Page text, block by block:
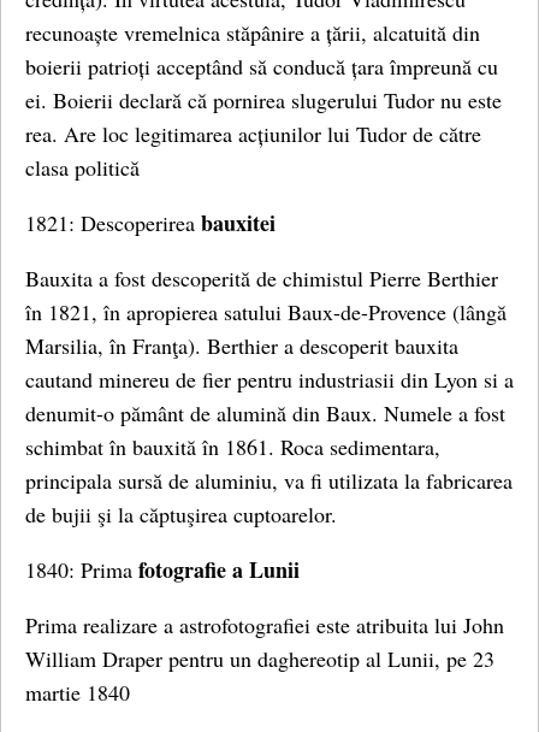
recunoaște vremelnica stăpânire a țării, alcatuită din
boierii patrioți acceptând să conducă țara împreună cu
ei. Boierii declară că pornirea slugerului Tudor nu este
rea. Are loc legitimarea acțiunilor lui Tudor de către
clasa politică
1821: Descoperirea bauxitei
Bauxita a fost descoperită de chimistul Pierre Berthier
în 1821, în apropierea satului Baux-de-Provence (lângă
Marsilia, în Franţa). Berthier a descoperit bauxita
cautand minereu de fier pentru industriasii din Lyon si a
denumit-o pământ de alumină din Baux. Numele a fost
schimbat în bauxită în 1861. Roca sedimentara,
principala sursă de aluminiu, va fi utilizata la fabricarea
de bujii şi la căptuşirea cuptoarelor.
1840: Prima fotografie a Lunii
Prima realizare a astrofotografiei este atribuita lui John
William Draper pentru un daghereotip al Lunii, pe 23
martie 1840